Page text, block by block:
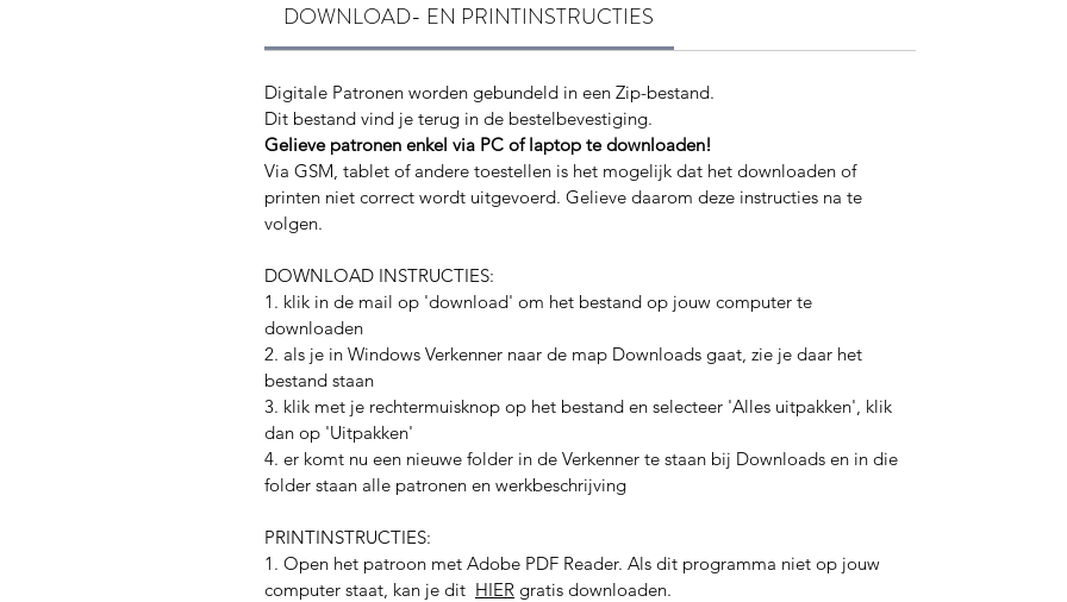
DOWNLOAD- EN PRINTINSTRUCTIES
Digitale Patronen worden gebundeld in een Zip-bestand.
Dit bestand vind je terug in de bestelbevestiging.
Gelieve patronen enkel via PC of laptop te downloaden!
Via GSM, tablet of andere toestellen is het mogelijk dat het downloaden of
printen niet correct wordt uitgevoerd. Gelieve daarom deze instructies na te
volgen.
DOWNLOAD INSTRUCTIES:
1. klik in de mail op 'download' om het bestand op jouw computer te
downloaden
2. als je in Windows Verkenner naar de map Downloads gaat, zie je daar het
bestand staan
3. klik met je rechtermuisknop op het bestand en selecteer 'Alles uitpakken', klik
dan op 'Uitpakken'
4. er komt nu een nieuwe folder in de Verkenner te staan bij Downloads en in die
folder staan alle patronen en werkbeschrijving
PRINTINSTRUCTIES:
1. Open het patroon met Adobe PDF Reader. Als dit programma niet op jouw
computer staat, kan je dit HIER gratis downloaden.